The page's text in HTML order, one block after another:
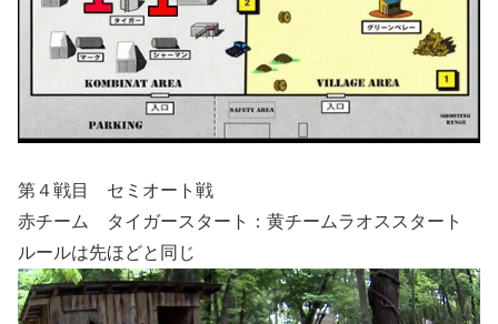
第４戦目 セミオート戦
赤チーム タイガースタート：黄チームラオススタート
ルールは先ほどと同じ